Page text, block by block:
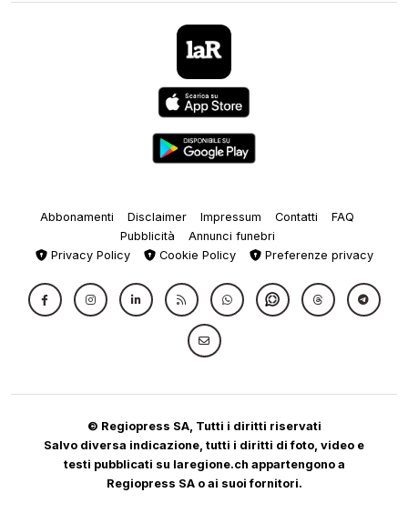
Abbonamenti Disclaimer Impressum Contatti
FAQ
Pubblicità
Annunci funebri
Privacy Policy
Cookie Policy Preferenze privacy
© Regiopress SA, Tutti i diritti riservati
Salvo diversa indicazione, tutti i diritti di foto, video e
testi pubblicati su laregione.ch appartengono a
Regiopress SA o ai suoi fornitori.